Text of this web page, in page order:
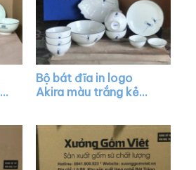
Bộ bát đĩa in logo
Akira màu trắng kẻ